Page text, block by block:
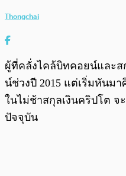
Thongchai
ผู้ที่คลั่งไคล้บิทคอยน์และส
น์ช่วงปี 2015 แต่เริ่มหันมา
ในไม่ช้าสกุลเงินคริปโต จ
ปัจจุบัน